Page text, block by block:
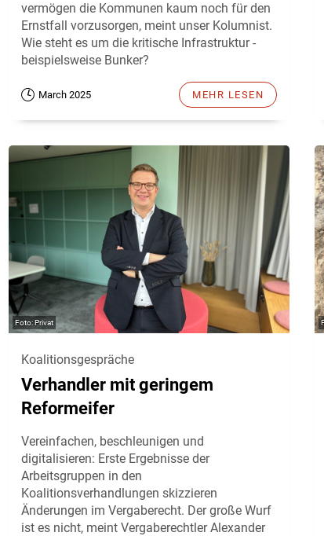
vermögen die Kommunen kaum noch für den
Ernstfall vorzusorgen, meint unser Kolumnist.
Wie steht es um die kritische Infrastruktur -
beispielsweise Bunker?
March 2025 MEHR LESEN
Privat
Koalitionsgespräche
Verhandler mit geringem
Reformeifer
Vereinfachen, beschleunigen und
digitalisieren: Erste Ergebnisse der
Arbeitsgruppen in den
Koalitionsverhandlungen skizzieren
Änderungen im Vergaberecht. Der große Wurf
ist es nicht, meint Vergaberechtler Alexander